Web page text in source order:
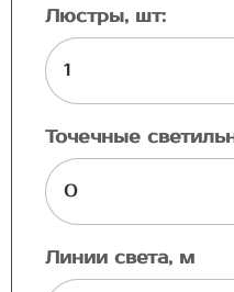
Люстры, шт:
Точечные
Линии света, м